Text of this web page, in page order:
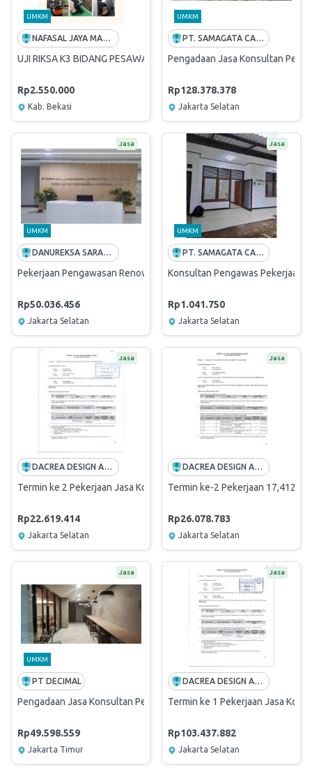
UMKM
NAFASAL JAYA MANDIRI SAFETY
UJI RIKSA K3 BIDANG PESAWAT TENAGA DAN PRODUKSI UNTUK
Rp2.550.000
Kab. Bekasi
UMKM
PT. SAMAGATA CASANOVA ARSITEK
Pengadaan Jasa Konsultan
Rp128.378.378
Jakarta Selatan
Jasa
UMKM
DANUREKSA SARANA CIPTA
Pekerjaan Pengawasan Renovasi Ruang Keja Lantai 8 Wisma Mandiri
Rp50.036.456
Jakarta Selatan
Jasa
UMKM
PT. SAMAGATA CASANOVA ARSITEK
Konsultan Pengawas Pekerjaan
Rp1.041.750
Jakarta Selatan
Jasa
DACREA DESIGN AND ENGINEERING CONSULTANTS
Termin ke 2 Pekerjaan Jasa Konsultan Pengawas Pekerjaan
Rp22.619.414
Jakarta Selatan
Jasa
DACREA DESIGN AND ENGINEERING CONSULTANTS
Termin ke-2 Pekerjaan 17,412
Rp26.078.783
Jakarta Selatan
Jasa
UMKM
PT DECIMAL
Pengadaan Jasa Konsultan Pengawas Renovasi Gedung Bagindo
Rp49.598.559
Jakarta Timur
Jasa
DACREA DESIGN AND ENGINEERING CONSULTANTS
Termin ke 1 Pekerjaan Jasa
Rp103.437.882
Jakarta Selatan